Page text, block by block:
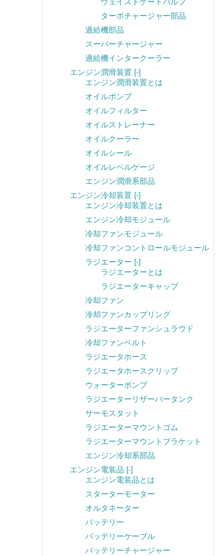
ウェイストゲートバルブ
ターボチャージャー部品
過給機部品
スーパーチャージャー
過給機インタークーラー
エンジン潤滑装置 [-]
エンジン潤滑装置とは
オイルポンプ
オイルフィルター
オイルストレーナー
オイルクーラー
オイルシール
オイルレベルゲージ
エンジン潤滑系部品
エンジン冷却装置 [-]
エンジン冷却装置とは
エンジン冷却モジュール
冷却ファンモジュール
冷却ファンコントロールモジュール
ラジエーター [-]
ラジエーターとは
ラジエーターキャップ
冷却ファン
冷却ファンカップリング
ラジエーターファンシュラウド
冷却ファンベルト
ラジエータホース
ラジエータホースクリップ
ウォーターポンプ
ラジエーターリザーバータンク
サーモスタット
ラジエーターマウントゴム
ラジエーターマウントブラケット
エンジン冷却系部品
エンジン電装品 [-]
エンジン電装品とは
スターターモーター
オルタネーター
バッテリー
バッテリーケーブル
バッテリーチャージャー